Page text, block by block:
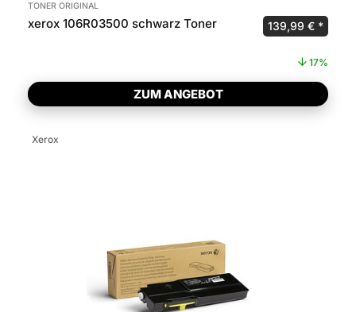
TONER ORIGINAL
xerox 106R03500 schwarz Toner Ursprünglicher
139,99 €
17%
ZUM ANGEBOT
Xerox